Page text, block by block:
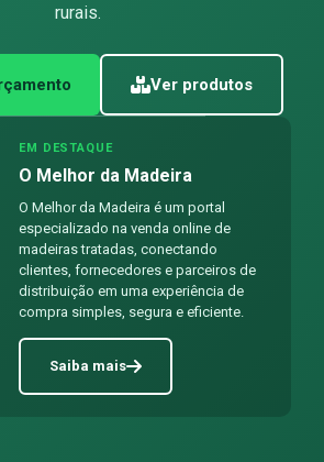
rurais.
Ver produtos
EM DESTAQUE
O Melhor da Madeira
O Melhor da Madeira é um portal
especializado na venda online de
madeiras tratadas, conectando
clientes, fornecedores e parceiros de
distribuição em uma experiência de
compra simples, segura e eficiente.
Saiba mais